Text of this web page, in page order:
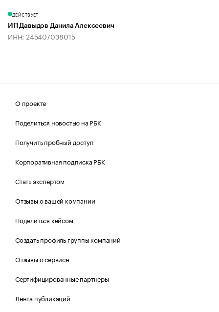
ДЕЙСТВУЕТ
ИП Давыдов Данила Алексеевич
ИНН: 245407038015
О проекте
Поделиться новостью на РБК
Получить пробный доступ
Корпоративная подписка РБК
Стать экспертом
Отзывы о вашей компании
Поделиться кейсом
Создать профиль группы компаний
Отзывы о сервисе
Сертифицированные партнеры
Лента публикаций